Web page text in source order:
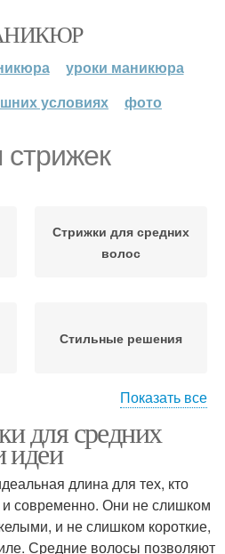
уроки маникюра
условиях
фото
Стрижки для средних
волос
Стильные решения
волосы
Показать все
для средних
идеи
длина для тех, кто
и современно. Они не слишком
и не слишком короткие,
Средние волосы позволяют